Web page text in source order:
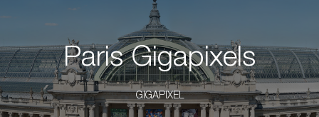
Paris Gigapixels
GIGAPIXEL